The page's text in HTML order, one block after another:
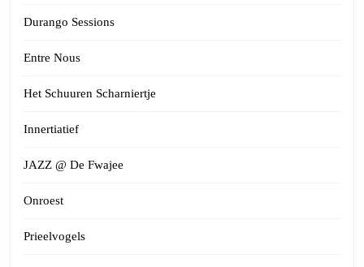
Durango Sessions
Entre Nous
Het Schuuren Scharniertje
Innertiatief
JAZZ @ De Fwajee
Onroest
Prieelvogels